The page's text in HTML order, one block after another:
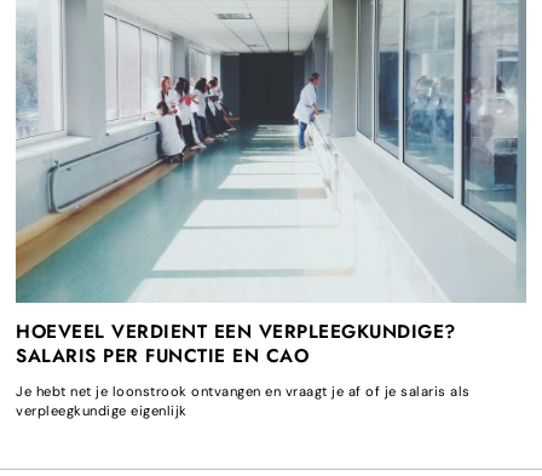
HOEVEEL VERDIENT EEN VERPLEEGKUNDIGE?
SALARIS PER FUNCTIE EN CAO
Je hebt net je loonstrook ontvangen en vraagt je af of je salaris als
verpleegkundige eigenlijk